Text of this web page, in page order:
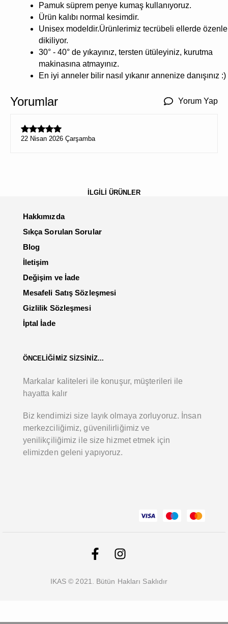
Pamuk süprem penye kumaş kullanıyoruz.
Ürün kalıbı normal kesimdir.
Unisex modeldir.Ürünlerimiz tecrübeli ellerde özenle
dikiliyor.
30° - 40° de yıkayınız, tersten ütüleyiniz, kurutma
makinasına atmayınız.
En iyi anneler bilir nasıl yıkanır annenize danışınız :)
Yorumlar Yorum Yap
22 Nisan 2026 Çarşamba
İLGİLİ ÜRÜNLER
Hakkımızda
Sıkça Sorulan Sorular
Blog
İletişim
Değişim ve İade
Mesafeli Satış Sözleşmesi
Gizlilik Sözleşmesi
İptal İade
ÖNCELİĞİMİZ SİZSİNİZ...
Markalar kaliteleri ile konuşur, müşterileri ile
hayatta kalır
Biz kendimizi size layık olmaya zorluyoruz. İnsan
merkezciliğimiz, güvenilirliğimiz ve
yenilikçiliğimiz ile size hizmet etmek için
elimizden geleni yapıyoruz.
IKAS © 2021. Bütün Hakları Saklıdır